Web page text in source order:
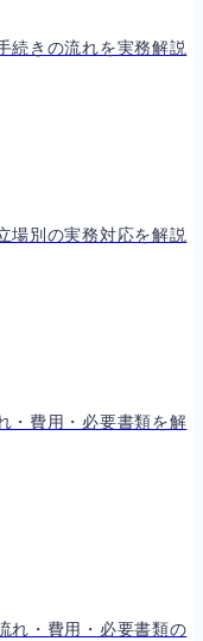
続きの流れを実務解説
場別の実務対応を解説
・費用・必要書類を解
れ・費用・必要書類の